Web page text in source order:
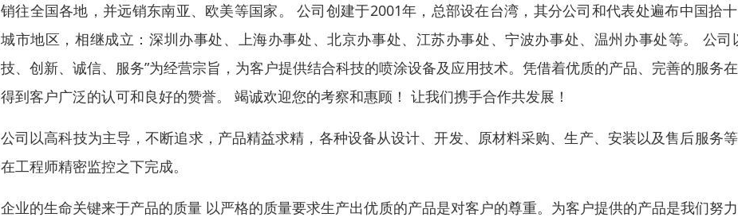
销往全国各地，并远销东南亚、欧美等国家。 公司创建于2001年，总部设在台湾，其分公司和代表处遍布中国拾
城市地区，相继成立：深圳办事处、上海办事处、北京办事处、江苏办事处、宁波办事处、温州办事处等。 公司
技、创新、诚信、服务”为经营宗旨，为客户提供结合科技的喷涂设备及应用技术。凭借着优质的产品、完善的服务
得到客户广泛的认可和良好的赞誉。 竭诚欢迎您的考察和惠顾！ 让我们携手合作共发展！
公司以高科技为主导，不断追求，产品精益求精，各种设备从设计、开发、原材料采购、生产、安装以及售后服务
在工程师精密监控之下完成。
企业的生命关键来于产品的质量 以严格的质量要求生产出优质的产品是对客户的尊重。为客户提供的产品是我们努